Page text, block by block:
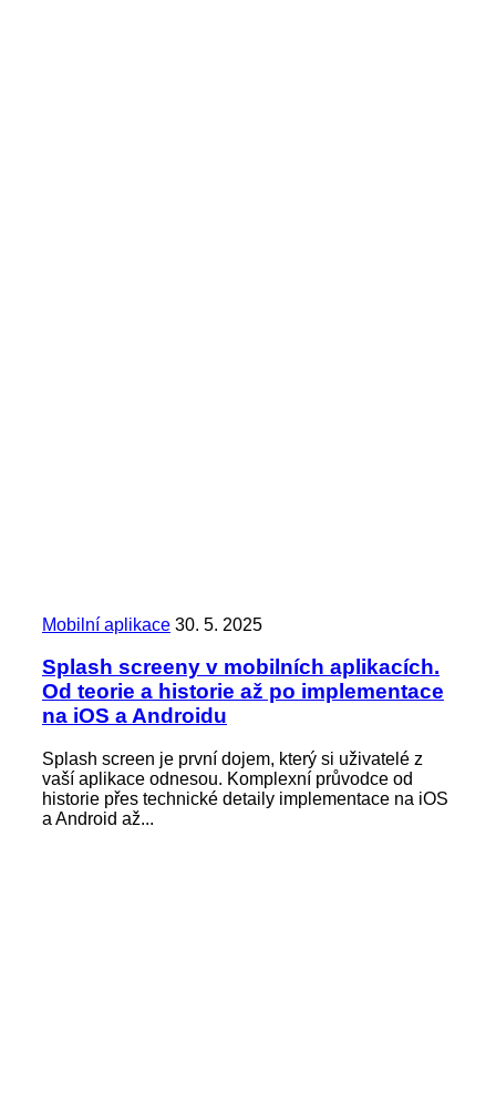
Mobilní aplikace 30. 5. 2025
Splash screeny v mobilních aplikacích.
Od teorie a historie až po implementace
na iOS a Androidu
Splash screen je první dojem, který si uživatelé z
vaší aplikace odnesou. Komplexní průvodce od
historie přes technické detaily implementace na iOS
a Android až...